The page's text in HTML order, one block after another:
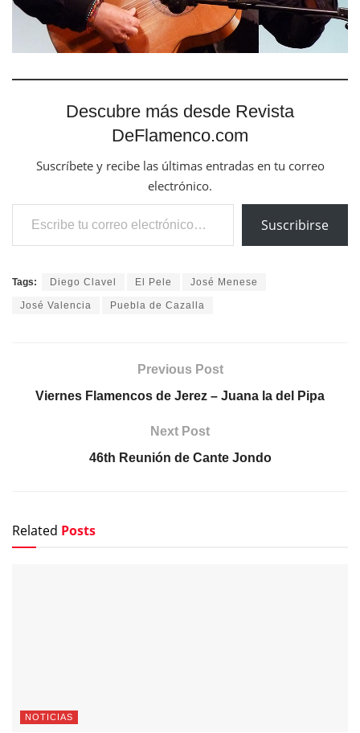
Descubre más desde Revista
DeFlamenco.com
Suscríbete y recibe las últimas entradas en tu correo
electrónico.
Escribe tu correo electrónico…
Suscribirse
Tags: Diego Clavel El Pele José Menese
José Valencia Puebla de Cazalla
Previous Post
Viernes Flamencos de Jerez – Juana la del Pipa
Next Post
46th Reunión de Cante Jondo
Related Posts
NOTICIAS